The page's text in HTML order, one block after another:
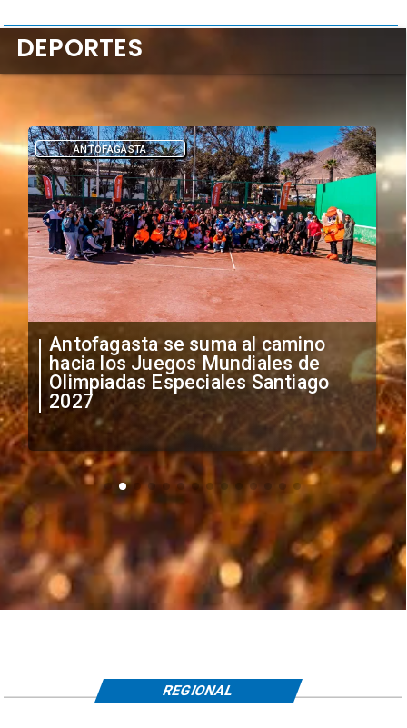
"Falta de profesionalismo": Sifup
anuncia medidas por situación
irregular de futbolistas
extranjeros
DEPORTES
DEPORTES
REGIONAL